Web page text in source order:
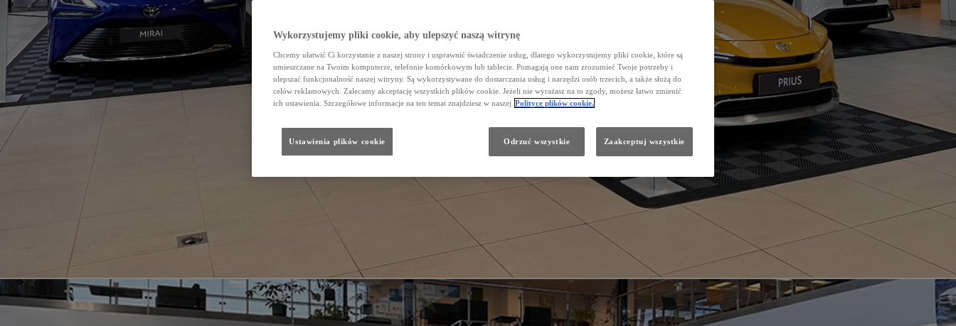
Wykorzystujemy pliki cookie, aby ulepszyć naszą witrynę
Chcemy ułatwić Ci korzystanie z naszej strony i usprawnić świadczenie usług, dlatego wykorzystujemy pliki cookie, które są
umieszczane na Twoim komputerze, telefonie komórkowym lub tablecie. Pomagają one nam zrozumieć Twoje potrzeby i
ulepszać funkcjonalność naszej witryny. Są wykorzystywane do dostarczania usług i narzędzi osób trzecich, a także służą do
celów reklamowych. Zalecamy akceptację wszystkich plików cookie. Jeżeli nie wyrażasz na to zgody, możesz łatwo zmienić
ich ustawienia. Szczegółowe informacje na ten temat znajdziesz w naszej Polityce plików cookie.
Ustawienia plików cookie Odrzuć wszystkie Zaakceptuj wszystkie